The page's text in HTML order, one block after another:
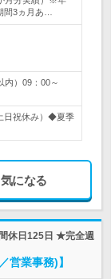
間3ヵ月あ…
内）09：00～
日祝休み）◆夏季
気になる
休日125日 ★完全週
営業事務)】